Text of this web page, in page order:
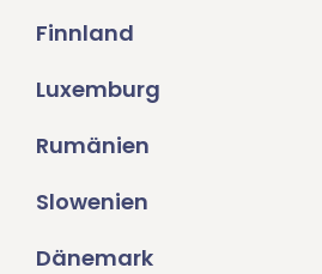
Finnland
Luxemburg
Rumänien
Slowenien
Dänemark